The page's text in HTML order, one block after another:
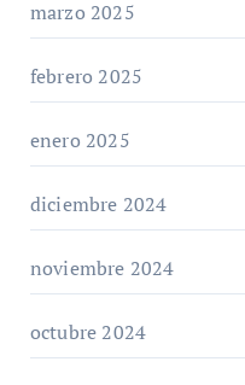
marzo 2025
febrero 2025
enero 2025
diciembre 2024
noviembre 2024
octubre 2024